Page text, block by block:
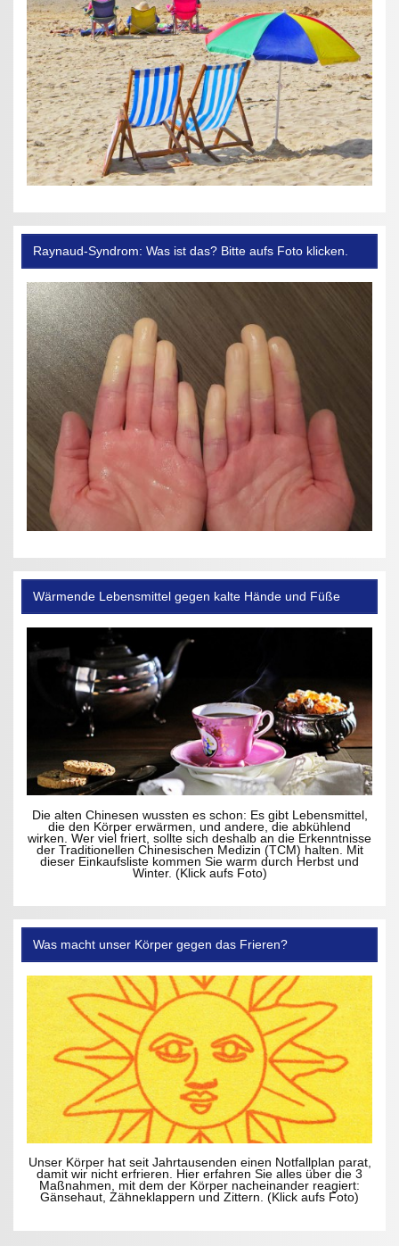
Raynaud-Syndrom: Was ist das? Bitte aufs Foto klicken.
Wärmende Lebensmittel gegen kalte Hände und Füße
Die alten Chinesen wussten es schon: Es gibt Lebensmittel,
die den Körper erwärmen, und andere, die abkühlend
wirken. Wer viel friert, sollte sich deshalb an die Erkenntnisse
der Traditionellen Chinesischen Medizin (TCM) halten. Mit
dieser Einkaufsliste kommen Sie warm durch Herbst und
Winter. (Klick aufs Foto)
Was macht unser Körper gegen das Frieren?
Unser Körper hat seit Jahrtausenden einen Notfallplan parat,
damit wir nicht erfrieren. Hier erfahren Sie alles über die 3
Maßnahmen, mit dem der Körper nacheinander reagiert:
Gänsehaut, Zähneklappern und Zittern. (Klick aufs Foto)